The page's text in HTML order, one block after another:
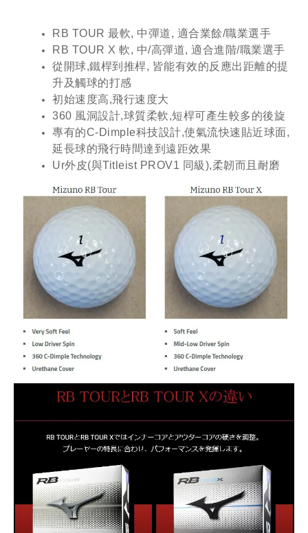
RB TOUR 最軟, 中彈道, 適合業餘/職業選手
RB TOUR X 軟, 中/高彈道, 適合進階/職業選手
從開球,鐵桿到推桿, 皆能有效的反應出距離的提
升及觸球的打感
初始速度高,飛行速度大
360 風洞設計,球質柔軟,短桿可產生較多的後旋
專有的C-Dimple科技設計,使氣流快速貼近球面,
延長球的飛行時間達到遠距效果
Ur外皮(與Titleist PROV1 同級),柔韌而且耐磨